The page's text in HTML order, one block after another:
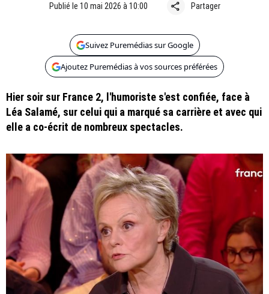
Publié le 10 mai 2026 à 10:00 share Partager
Suivez Puremédias sur Google
Ajoutez Puremédias à vos sources préférées
Hier soir sur France 2, l'humoriste s'est confiée, face à
Léa Salamé, sur celui qui a marqué sa carrière et avec qui
elle a co-écrit de nombreux spectacles.